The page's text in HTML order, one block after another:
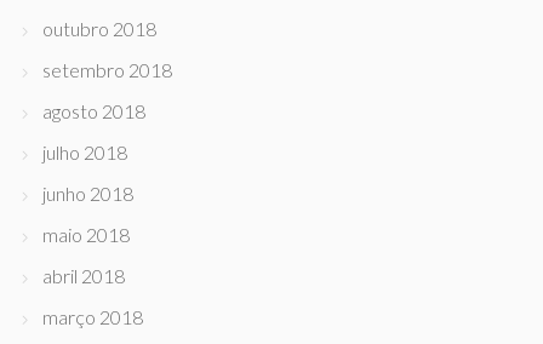
outubro 2018
setembro 2018
agosto 2018
julho 2018
junho 2018
maio 2018
abril 2018
março 2018